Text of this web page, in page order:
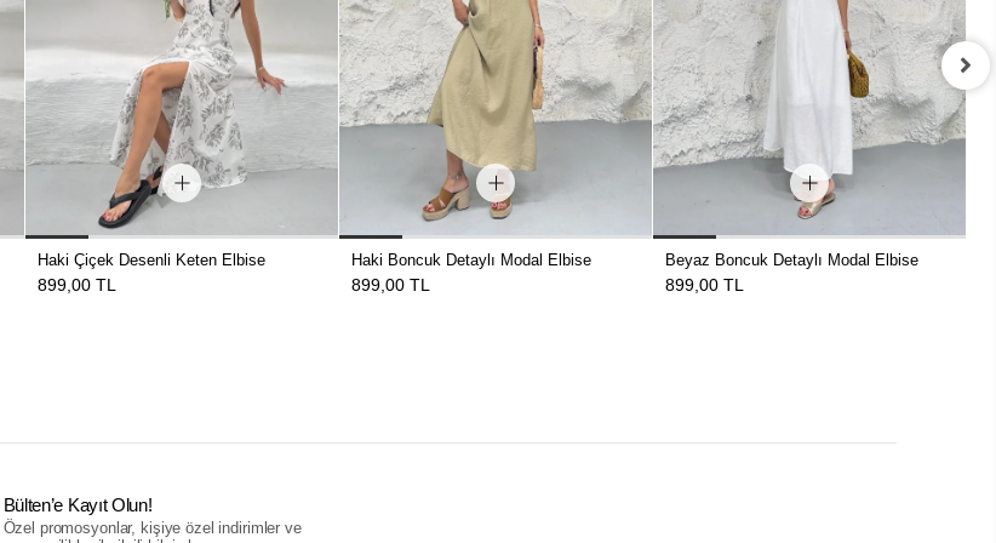
Haki Çiçek Desenli Keten Elbise
899,00 TL
Haki Boncuk Detaylı Modal Elbise
899,00 TL
Beyaz Boncuk Detaylı Modal Elbise
899,00 TL
Bülten’e Kayıt Olun!
Özel promosyonlar, kişiye özel indirimler ve